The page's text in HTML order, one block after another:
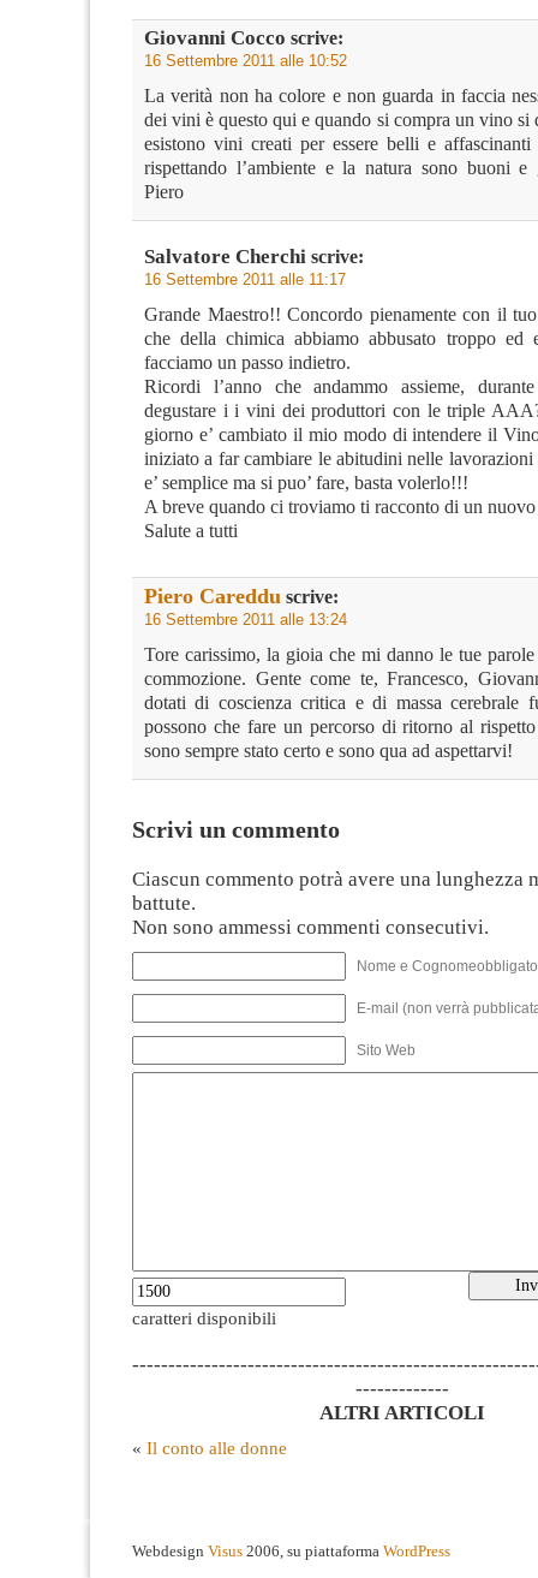
Giovanni Cocco scrive:
16 Settembre 2011 alle 10:52
La verità non ha colore e non guarda in faccia
dei vini è questo qui e quando si compra un vino si
esistono vini creati per essere belli e
rispettando l’ambiente e la natura sono buoni e
Piero
Salvatore Cherchi scrive:
16 Settembre 2011 alle 11:17
Grande Maestro!! Concordo pienamente con il
che della chimica abbiamo abbusato troppo ed
facciamo un passo indietro.
Ricordi l’anno che andammo assieme,
degustare i i vini dei produttori con le triple
giorno e’ cambiato il mio modo di intendere il
iniziato a far cambiare le abitudini nelle lavorazioni
e’ semplice ma si puo’ fare, basta volerlo!!!
A breve quando ci troviamo ti racconto di un
Salute a tutti
Piero Careddu scrive:
16 Settembre 2011 alle 13:24
Tore carissimo, la gioia che mi danno le tue
commozione. Gente come te, Francesco,
dotati di coscienza critica e di massa cerebrale
possono che fare un percorso di ritorno al
sono sempre stato certo e sono qua ad aspettarvi!
Scrivi un commento
Ciascun commento potrà avere una lunghezza
battute.
Non sono ammessi commenti consecutivi.
Nome e
E-mail (non verrà
Sito Web
caratteri disponibili
-------------
ALTRI ARTICOLI
« Il conto alle donne
Webdesign Visus 2006, su piattaforma WordPress